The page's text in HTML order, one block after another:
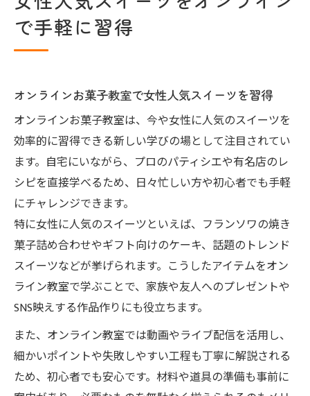
で手軽に習得
オンラインお菓子教室で女性人気スイーツを習得
オンラインお菓子教室は、今や女性に人気のスイーツを
効率的に習得できる新しい学びの場として注目されてい
ます。自宅にいながら、プロのパティシエや有名店のレ
シピを直接学べるため、日々忙しい方や初心者でも手軽
にチャレンジできます。
特に女性に人気のスイーツといえば、フランソワの焼き
菓子詰め合わせやギフト向けのケーキ、話題のトレンド
スイーツなどが挙げられます。こうしたアイテムをオン
ライン教室で学ぶことで、家族や友人へのプレゼントや
SNS映えする作品作りにも役立ちます。
また、オンライン教室では動画やライブ配信を活用し、
細かいポイントや失敗しやすい工程も丁寧に解説される
ため、初心者でも安心です。材料や道具の準備も事前に